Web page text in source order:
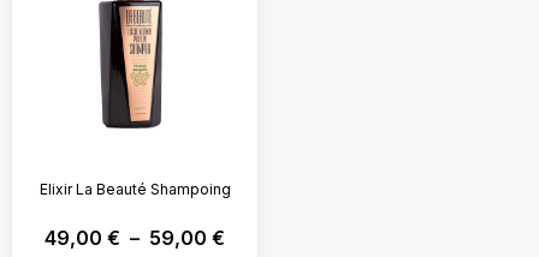
Elixir La Beauté Shampoing
49,00 € – 59,00 €